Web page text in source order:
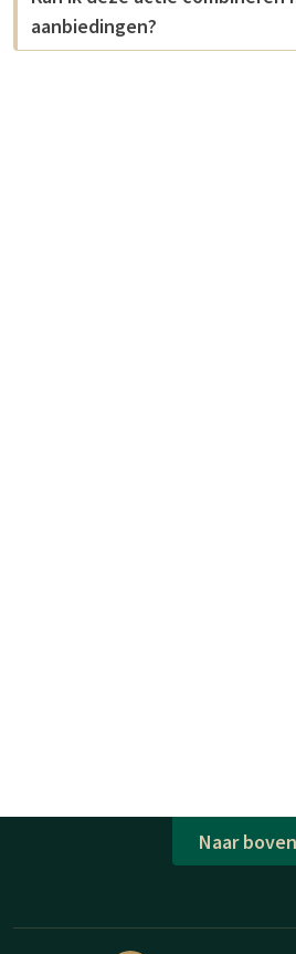
aanbiedingen?
Naar boven